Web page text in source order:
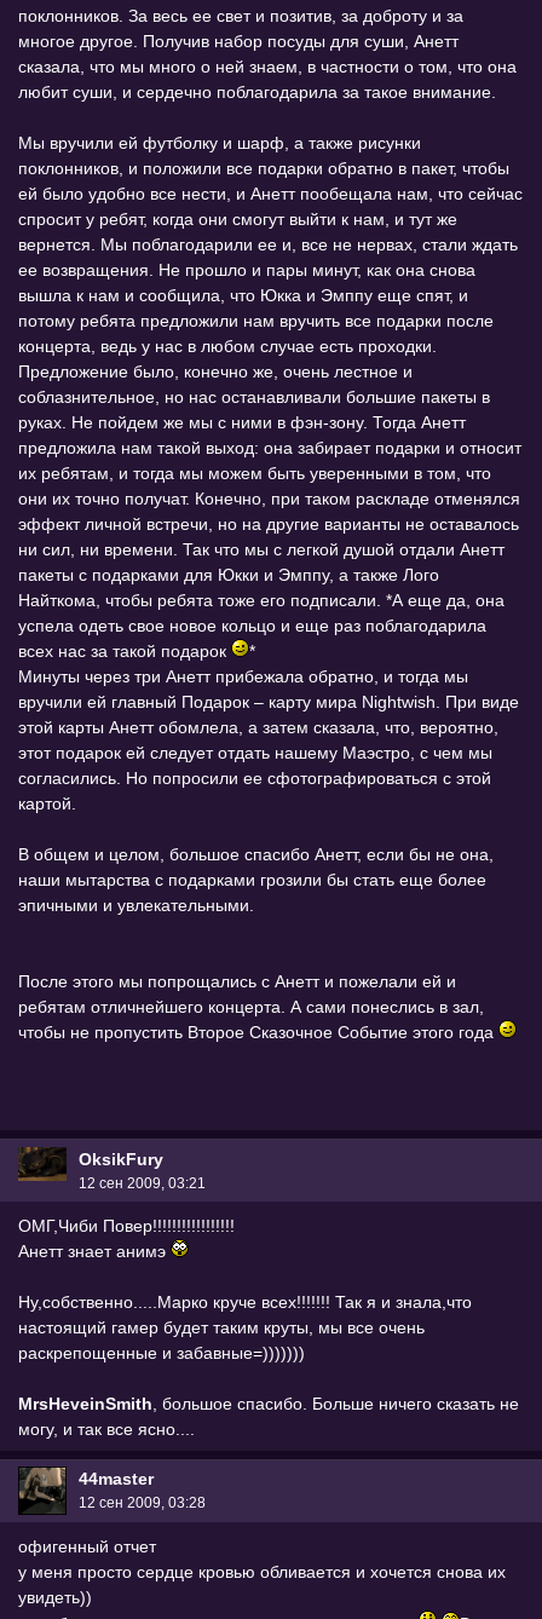
поклонников. За весь ее свет и позитив, за доброту и за
многое другое. Получив набор посуды для суши, Анетт
сказала, что мы много о ней знаем, в частности о том, что она
любит суши, и сердечно поблагодарила за такое внимание.
Мы вручили ей футболку и шарф, а также рисунки
поклонников, и положили все подарки обратно в пакет, чтобы
ей было удобно все нести, и Анетт пообещала нам, что сейчас
спросит у ребят, когда они смогут выйти к нам, и тут же
вернется. Мы поблагодарили ее и, все не нервах, стали ждать
ее возвращения. Не прошло и пары минут, как она снова
вышла к нам и сообщила, что Юкка и Эмппу еще спят, и
потому ребята предложили нам вручить все подарки после
концерта, ведь у нас в любом случае есть проходки.
Предложение было, конечно же, очень лестное и
соблазнительное, но нас останавливали большие пакеты в
руках. Не пойдем же мы с ними в фэн-зону. Тогда Анетт
предложила нам такой выход: она забирает подарки и относит
их ребятам, и тогда мы можем быть уверенными в том, что
они их точно получат. Конечно, при таком раскладе отменялся
эффект личной встречи, но на другие варианты не оставалось
ни сил, ни времени. Так что мы с легкой душой отдали Анетт
пакеты с подарками для Юкки и Эмппу, а также Лого
Найткома, чтобы ребята тоже его подписали. *А еще да, она
успела одеть свое новое кольцо и еще раз поблагодарила
всех нас за такой подарок
*
Минуты через три Анетт прибежала обратно, и тогда мы
вручили ей главный Подарок – карту мира Nightwish. При виде
этой карты Анетт обомлела, а затем сказала, что, вероятно,
этот подарок ей следует отдать нашему Маэстро, с чем мы
согласились. Но попросили ее сфотографироваться с этой
картой.
В общем и целом, большое спасибо Анетт, если бы не она,
наши мытарства с подарками грозили бы стать еще более
эпичными и увлекательными.
После этого мы попрощались с Анетт и пожелали ей и
ребятам отличнейшего концерта. А сами понеслись в зал,
чтобы не пропустить Второе Сказочное Событие этого года
OksikFury
12 сен 2009, 03:21
ОМГ,Чиби Повер!!!!!!!!!!!!!!!!!
Анетт знает анимэ
Ну,собственно.....Марко круче всех!!!!!!! Так я и знала,что
настоящий гамер будет таким круты, мы все очень
раскрепощенные и забавные=)))))))
MrsHeveinSmith , большое спасибо. Больше ничего сказать не
могу, и так все ясно....
44master
12 сен 2009, 03:28
офигенный отчет
у меня просто сердце кровью обливается и хочется снова их
увидеть))